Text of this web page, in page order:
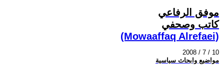
موفق الرفاعي
كاتب وصحفي
(Mowaaffaq Alrefaei)
2008 / 7 / 10
مواضيع وابحاث سياسية